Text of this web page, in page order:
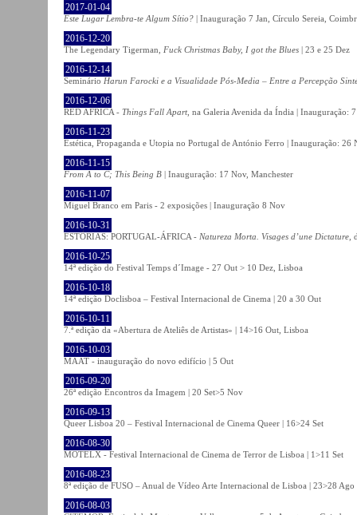
2017-01-04
Este Lugar Lembra-te Algum Sítio? | Inauguração 7 Jan, Círculo Sereia,
2016-12-20
The Legendary Tigerman, Fuck Christmas Baby, I got the Blues | 23 e 25 Dez
2016-12-14
Seminário Harun Farocki e a Visualidade Pós-Media – Entre a Percepção
2016-12-06
RED AFRICA - Things Fall Apart , na Galeria Avenida da Índia | Inauguração:
2016-11-23
Estética, Propaganda e Utopia no Portugal de António Ferro | Inauguração: 26
2016-11-15
From A to C; This Being B | Inauguração: 17 Nov, Manchester
2016-11-07
Miguel Branco em Paris - 2 exposições | Inauguração 8 Nov
2016-10-31
ESTÓRIAS: PORTUGAL-ÁFRICA - Natureza Morta. Visages d’une Dictature
2016-10-25
14ª edição do Festival Temps d´Image - 27 Out > 10 Dez, Lisboa
2016-10-18
14ª edição Doclisboa – Festival Internacional de Cinema | 20 a 30 Out
2016-10-11
7.ª edição da «Abertura de Ateliês de Artistas» | 14>16 Out, Lisboa
2016-10-03
MAAT - inauguração do novo edifício | 5 Out
2016-09-20
26ª edição Encontros da Imagem | 20 Set>5 Nov
2016-09-13
Queer Lisboa 20 – Festival Internacional de Cinema Queer | 16>24 Set
2016-08-30
MOTELX - Festival Internacional de Cinema de Terror de Lisboa | 1>11 Set
2016-08-23
8ª edição de FUSO – Anual de Vídeo Arte Internacional de Lisboa | 23>28 Ago
2016-08-03